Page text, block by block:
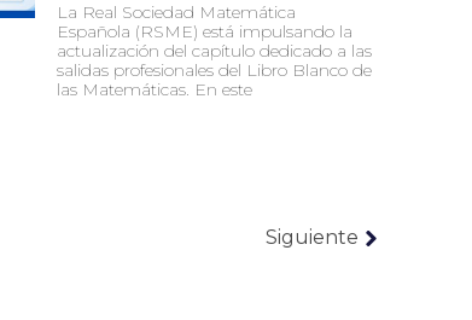
La Real Sociedad Matemática
Española (RSME) está impulsando la
actualización del capítulo dedicado a las
salidas profesionales del Libro Blanco de
las Matemáticas. En este
Siguiente